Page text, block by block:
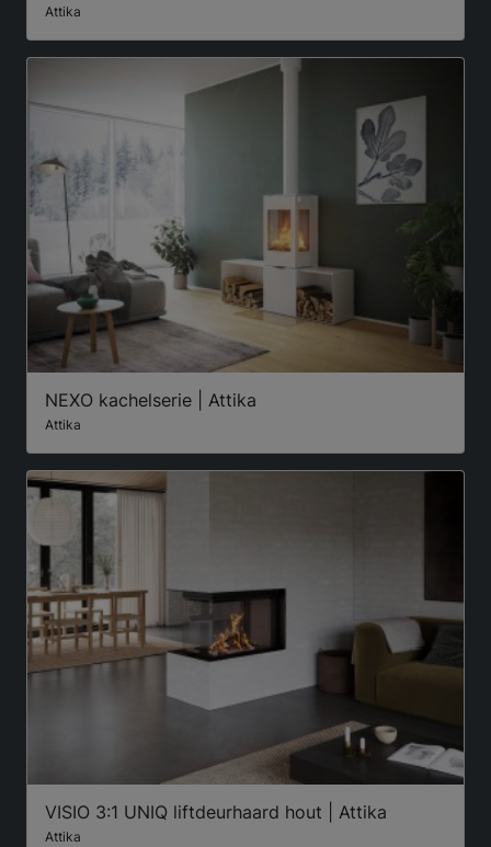
Attika
NEXO kachelserie | Attika
Attika
VISIO 3:1 UNIQ liftdeurhaard hout | Attika
Attika